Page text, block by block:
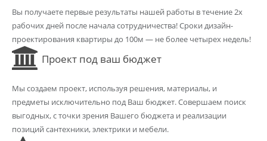
Вы получаете первые результаты нашей работы в течение 2х
рабочих дней после начала сотрудничества! Сроки дизайн-
проектирования квартиры до 100м — не более четырех недель!
Проект под ваш бюджет
Мы создаем проект, используя решения, материалы, и
предметы исключительно под Ваш бюджет. Совершаем поиск
выгодных, с точки зрения Вашего бюджета и реализации
позиций сантехники, электрики и мебели.